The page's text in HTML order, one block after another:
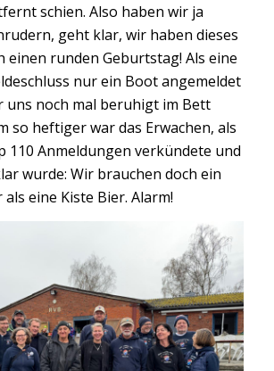
schien. Also haben wir ja
geht klar, wir haben dieses
einen runden Geburtstag! Als eine
nur ein Boot angemeldet
uns noch mal beruhigt im Bett
so heftiger war das Erwachen, als
110 Anmeldungen verkündete und
wurde: Wir brauchen doch ein
eine Kiste Bier. Alarm!